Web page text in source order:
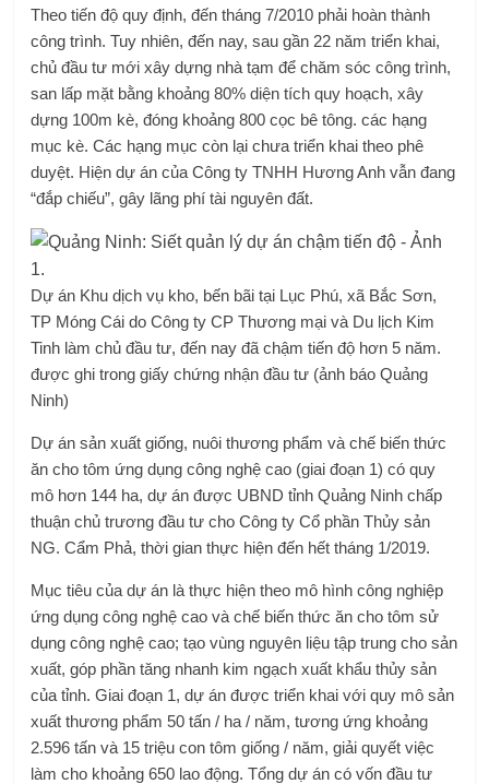
Theo tiến độ quy định, đến tháng 7/2010 phải hoàn thành
công trình. Tuy nhiên, đến nay, sau gần 22 năm triển khai,
chủ đầu tư mới xây dựng nhà tạm để chăm sóc công trình,
san lấp mặt bằng khoảng 80% diện tích quy hoạch, xây
dựng 100m kè, đóng khoảng 800 cọc bê tông. các hạng
mục kè. Các hạng mục còn lại chưa triển khai theo phê
duyệt. Hiện dự án của Công ty TNHH Hương Anh vẫn đang
“đắp chiếu”, gây lãng phí tài nguyên đất.
Dự án Khu dịch vụ kho, bến bãi tại Lục Phú, xã Bắc Sơn,
TP Móng Cái do Công ty CP Thương mại và Du lịch Kim
Tinh làm chủ đầu tư, đến nay đã chậm tiến độ hơn 5 năm.
được ghi trong giấy chứng nhận đầu tư (ảnh báo Quảng
Ninh)
Dự án sản xuất giống, nuôi thương phẩm và chế biến thức
ăn cho tôm ứng dụng công nghệ cao (giai đoạn 1) có quy
mô hơn 144 ha, dự án được UBND tỉnh Quảng Ninh chấp
thuận chủ trương đầu tư cho Công ty Cổ phần Thủy sản
NG. Cẩm Phả, thời gian thực hiện đến hết tháng 1/2019.
Mục tiêu của dự án là thực hiện theo mô hình công nghiệp
ứng dụng công nghệ cao và chế biến thức ăn cho tôm sử
dụng công nghệ cao; tạo vùng nguyên liệu tập trung cho sản
xuất, góp phần tăng nhanh kim ngạch xuất khẩu thủy sản
của tỉnh. Giai đoạn 1, dự án được triển khai với quy mô sản
xuất thương phẩm 50 tấn / ha / năm, tương ứng khoảng
2.596 tấn và 15 triệu con tôm giống / năm, giải quyết việc
làm cho khoảng 650 lao động. Tổng dự án có vốn đầu tư